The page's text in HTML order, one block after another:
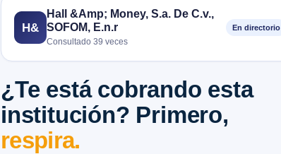
H&
Hall &Amp; Money, S.a. De C.v.,
SOFOM, E.n.r
Consultado 39 veces
En directorio
¿Te está cobrando esta
institución? Primero,
respira.